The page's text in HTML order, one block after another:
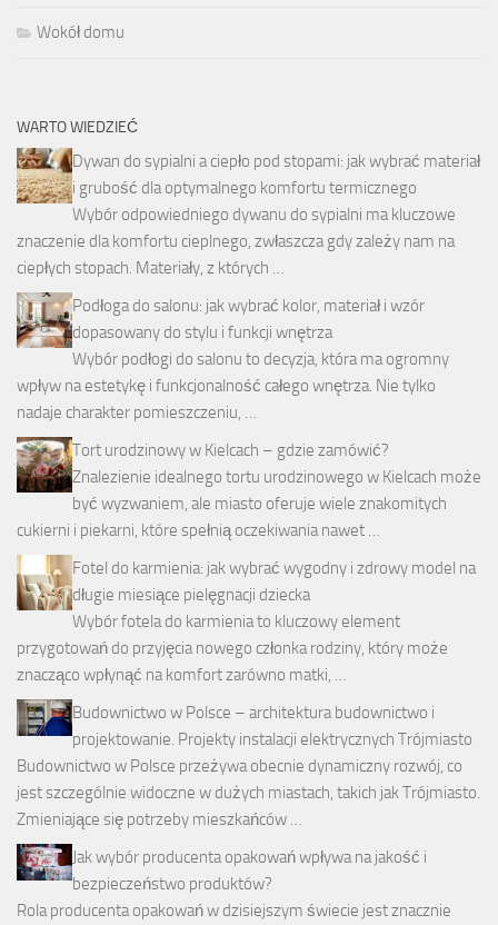
Wokół domu
WARTO WIEDZIEĆ
Dywan do sypialni a ciepło pod stopami: jak wybrać materiał
i grubość dla optymalnego komfortu termicznego
Wybór odpowiedniego dywanu do sypialni ma kluczowe
znaczenie dla komfortu cieplnego, zwłaszcza gdy zależy nam na
ciepłych stopach. Materiały, z których …
Podłoga do salonu: jak wybrać kolor, materiał i wzór
dopasowany do stylu i funkcji wnętrza
Wybór podłogi do salonu to decyzja, która ma ogromny
wpływ na estetykę i funkcjonalność całego wnętrza. Nie tylko
nadaje charakter pomieszczeniu, …
Tort urodzinowy w Kielcach – gdzie zamówić?
Znalezienie idealnego tortu urodzinowego w Kielcach może
być wyzwaniem, ale miasto oferuje wiele znakomitych
cukierni i piekarni, które spełnią oczekiwania nawet …
Fotel do karmienia: jak wybrać wygodny i zdrowy model na
długie miesiące pielęgnacji dziecka
Wybór fotela do karmienia to kluczowy element
przygotowań do przyjęcia nowego członka rodziny, który może
znacząco wpłynąć na komfort zarówno matki, …
Budownictwo w Polsce – architektura budownictwo i
projektowanie. Projekty instalacji elektrycznych Trójmiasto
Budownictwo w Polsce przeżywa obecnie dynamiczny rozwój, co
jest szczególnie widoczne w dużych miastach, takich jak Trójmiasto.
Zmieniające się potrzeby mieszkańców …
Jak wybór producenta opakowań wpływa na jakość i
bezpieczeństwo produktów?
Rola producenta opakowań w dzisiejszym świecie jest znacznie